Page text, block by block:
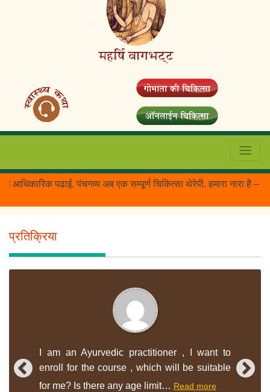
आधिकारिक पढाई. पंचगव्य अब एक सम्पूर्ण चिकित्सा थेरेपी. हमारा
प्रतिक्रिया
I am an Ayurvedic practitioner , I want to
enroll for the course , which will be suitable
for me? Is there any age limit… Read more